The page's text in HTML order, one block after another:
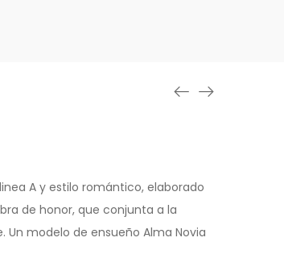
A y estilo romántico, elaborado
de honor, que conjunta a la
modelo de ensueño Alma Novia